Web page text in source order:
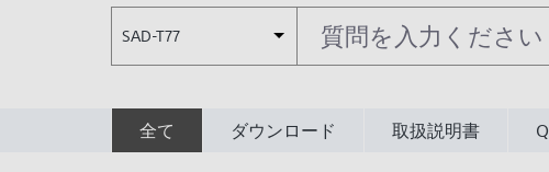
SAD-T77
全て ダウンロード 取扱説明書